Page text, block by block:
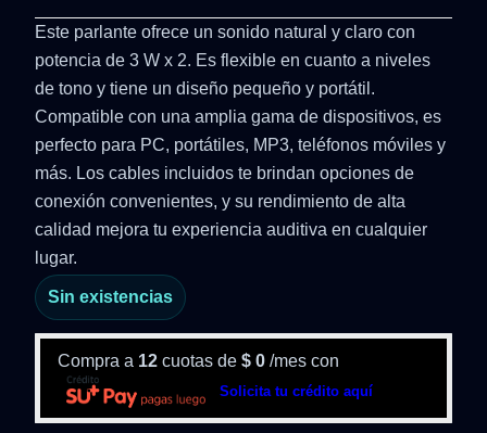
Este parlante ofrece un sonido natural y claro con
potencia de 3 W x 2. Es flexible en cuanto a niveles
de tono y tiene un diseño pequeño y portátil.
Compatible con una amplia gama de dispositivos, es
perfecto para PC, portátiles, MP3, teléfonos móviles y
más. Los cables incluidos te brindan opciones de
conexión convenientes, y su rendimiento de alta
calidad mejora tu experiencia auditiva en cualquier
lugar.
Sin existencias
Compra a 12 cuotas de $ 0 /mes con
Solicita tu crédito aquí